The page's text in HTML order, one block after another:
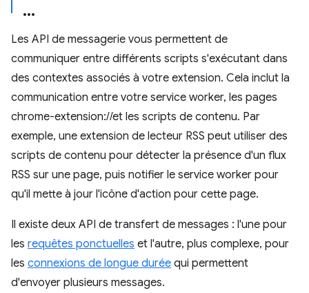
Les API de messagerie vous permettent de
communiquer entre différents scripts s'exécutant dans
des contextes associés à votre extension. Cela inclut la
communication entre votre service worker, les pages
chrome-extension://et les scripts de contenu. Par
exemple, une extension de lecteur RSS peut utiliser des
scripts de contenu pour détecter la présence d'un flux
RSS sur une page, puis notifier le service worker pour
qu'il mette à jour l'icône d'action pour cette page.
Il existe deux API de transfert de messages : l'une pour
les requêtes ponctuelles et l'autre, plus complexe, pour
les connexions de longue durée qui permettent
d'envoyer plusieurs messages.